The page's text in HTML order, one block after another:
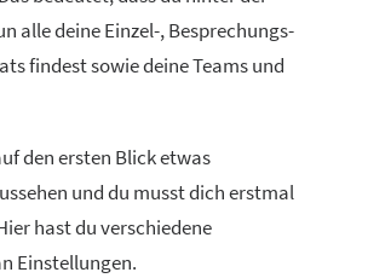
alle deine Einzel-, Besprechungs-
findest sowie deine Teams und
den ersten Blick etwas
und du musst dich erstmal
hast du verschiedene
Einstellungen.